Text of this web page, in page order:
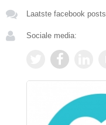
Laatste facebook posts
Sociale media: